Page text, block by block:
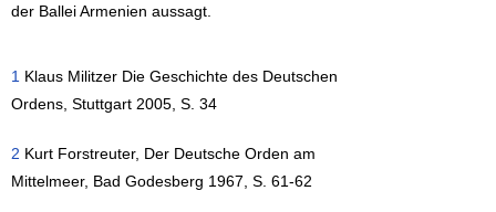
der Ballei Armenien aussagt.
1 Klaus Militzer Die Geschichte des Deutschen
Ordens, Stuttgart 2005, S. 34
2 Kurt Forstreuter, Der Deutsche Orden am
Mittelmeer, Bad Godesberg 1967, S. 61-62